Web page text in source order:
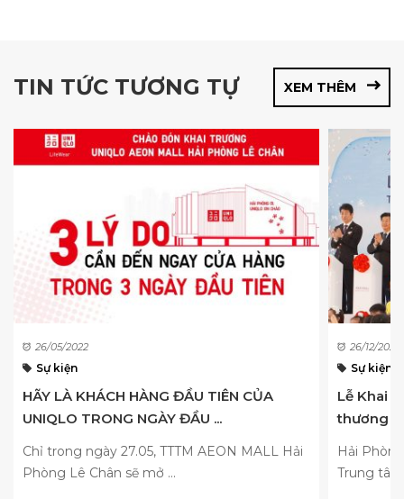
TIN TỨC TƯƠNG TỰ XEM THÊM
26/05/2022
Sự kiện
HÃY LÀ KHÁCH HÀNG ĐẦU TIÊN CỦA
UNIQLO TRONG NGÀY ĐẦU ...
Chỉ trong ngày 27.05, TTTM AEON MALL Hải
Phòng Lê Chân sẽ mở ...
26/12/2020
Sự kiện
Lễ Khai
thương
Hải
Trung